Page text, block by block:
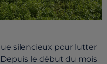
silencieux pour lutter
le début du mois